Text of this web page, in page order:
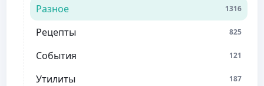
Разное 1316
Рецепты 825
События 121
Утилиты 187